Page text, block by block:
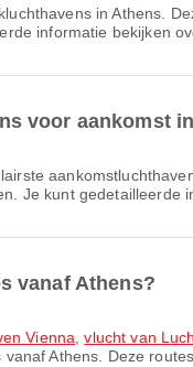
in Athens.
informatie bekijken
voor aankomst
Je kunt gedetailleerde
vanaf Athens?
Vienna ,vlucht van
Athens. Deze